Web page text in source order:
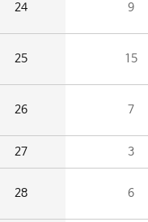
24 9
25 15
26 7
27 3
28 6